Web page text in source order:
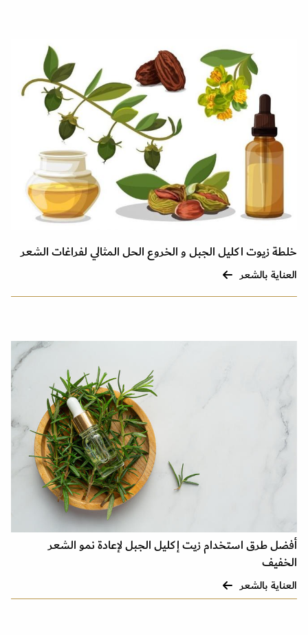
خلطة زيوت اكليل الجبل و الخروع الحل المثالي لفراغات الشعر
العناية بالشعر
أفضل طرق استخدام زيت إكليل الجبل لإعادة نمو الشعر
الخفيف
العناية بالشعر